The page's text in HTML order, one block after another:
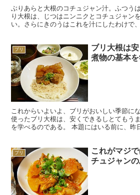
ぶりあらと大根のコチュジャン汁。ふつう
り大根は、じつはニンニクとコチュジャン
い。さらにきのうはこれを汁にしたわけで
ブリ
ブリ大根は
煮物の基本を
これからいよいよ、ブリがおいしい季節に
使ったブリ大根は、安くできるしとてもう
を学べるのである。 本題にはいる前に、昨
ブリ
これがマジ
チュジャン